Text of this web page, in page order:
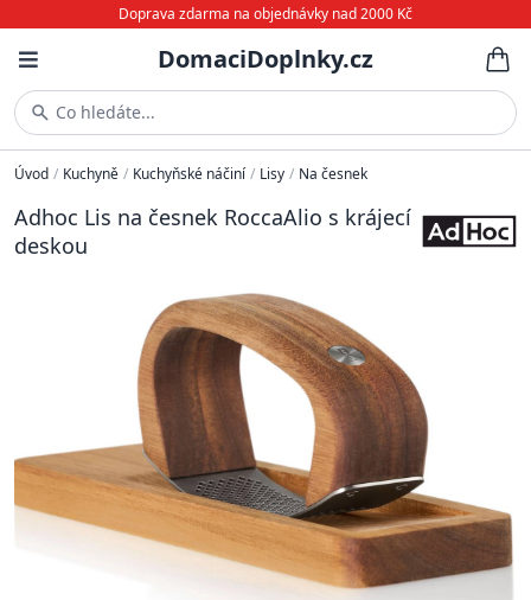
Doprava zdarma na objednávky nad 2000 Kč
DomaciDoplnky.cz
Co hledáte...
Úvod / Kuchyně / Kuchyňské náčiní / Lisy / Na česnek
Adhoc Lis na česnek RoccaAlio s krájecí
deskou